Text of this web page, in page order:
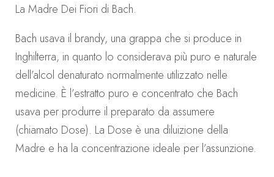
La Madre Dei Fiori di Bach.
Bach usava il brandy, una grappa che si produce in
Inghilterra, in quanto lo considerava più puro e naturale
dell’alcol denaturato normalmente utilizzato nelle
medicine. È l’estratto puro e concentrato che Bach
usava per produrre il preparato da assumere
(chiamato Dose). La Dose è una diluizione della
Madre e ha la concentrazione ideale per l’assunzione.